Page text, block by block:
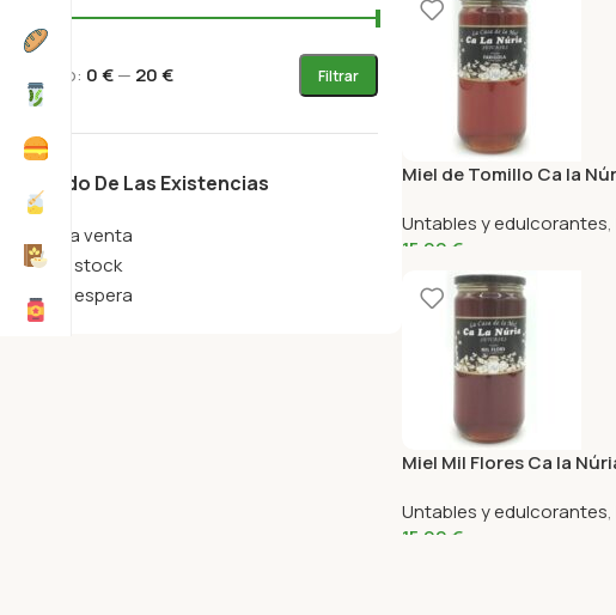
Filtrar
Precio: 0 €— 20 €
Estado De Las Existencias
A la venta
En stock
En espera
Miel de Tomillo Ca la
Untables y edulcorantes,
15,99 €
Miel Mil Flores Ca la
Untables y edulcorantes,
15,99 €